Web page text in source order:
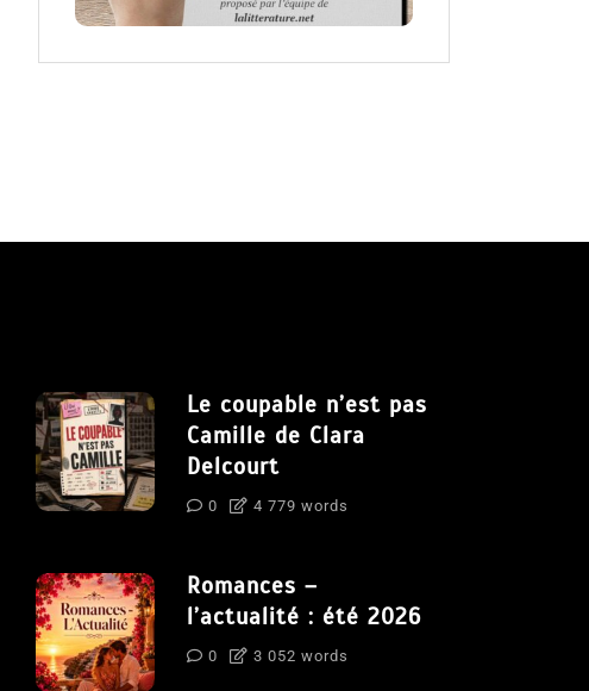
Le coupable n’est pas
Camille de Clara
Delcourt
0 4 779 words
Romances –
l’actualité : été 2026
0 3 052 words